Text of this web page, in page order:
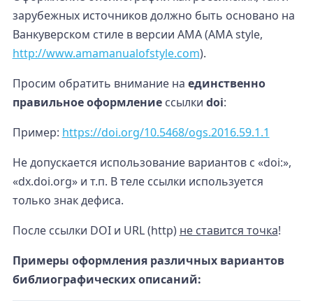
зарубежных источников должно быть основано на
Ванкуверском стиле в версии AMA (AMA style,
http://www.amamanualofstyle.com).
Просим обратить внимание на единственно
правильное оформлениессылки doi:
Пример: https://doi.org/10.5468/ogs.2016.59.1.1
Не допускается использование вариантов с «doi:»,
«dx.doi.org» и т.п. В теле ссылки используется
только знак дефиса.
После ссылки DOI и URL (http) не ставится точка!
Примеры оформления различных вариантов
библиографических описаний: